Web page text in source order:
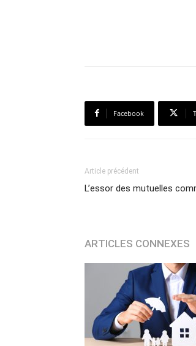
Facebook
Article précédent
L’essor des mutuelles
ARTICLES CONNEXES